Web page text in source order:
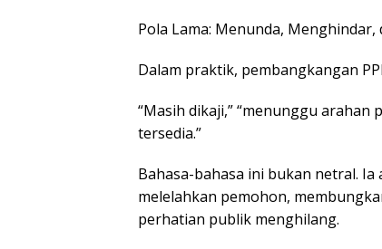
Pola Lama: Menunda,
Dalam praktik, pembangkangan
“Masih dikaji,” “menunggu arahan
tersedia.”
Bahasa-bahasa ini bukan netral.
melelahkan pemohon,
perhatian publik menghilang.